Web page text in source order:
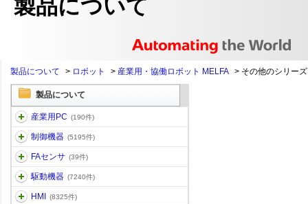
製品について
製品について > ロボット > 産業用・協働ロボット MELFA > その他のシリーズ
製品について
産業用PC (190件)
制御機器 (5195件)
FAセンサ (39件)
駆動機器 (7240件)
HMI (8325件)